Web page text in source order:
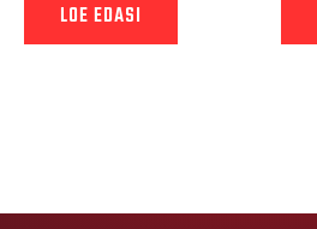
LOE EDASI